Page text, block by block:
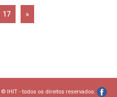
17 »
© IHIT - todos os direitos reservados.